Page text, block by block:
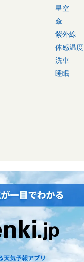
星空
傘
紫外線
体感温度
洗車
睡眠